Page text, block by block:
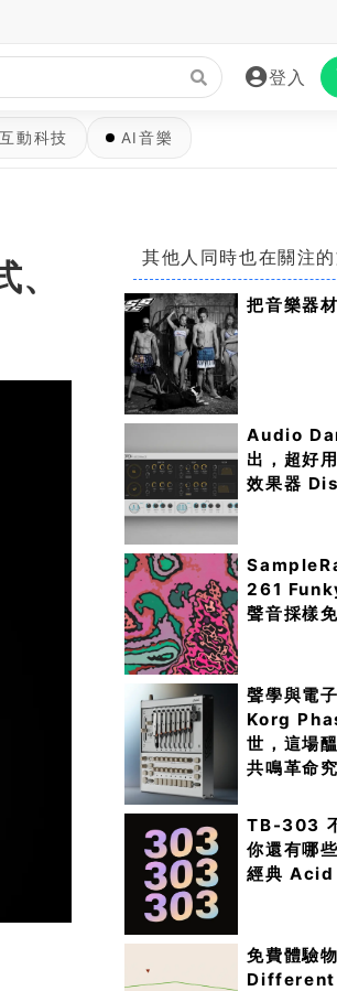
登入
互動科技 AI音樂
其他人同時也在關注的
把音樂器
Audio
出，超好
效果器
261
聲音採樣
聲學與電
Korg
世，這場
共鳴革命
TB-303
你還有哪
經典 Acid
免費體驗
Different